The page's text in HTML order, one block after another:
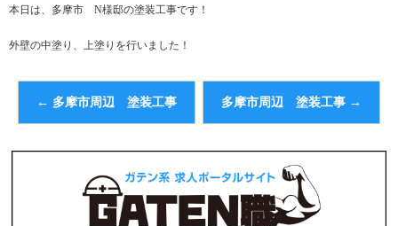
本日は、多摩市 N様邸の塗装工事です！
外壁の中塗り、上塗りを行いました！
← 多摩市周辺 塗装工事 多摩市周辺 塗装工事 →